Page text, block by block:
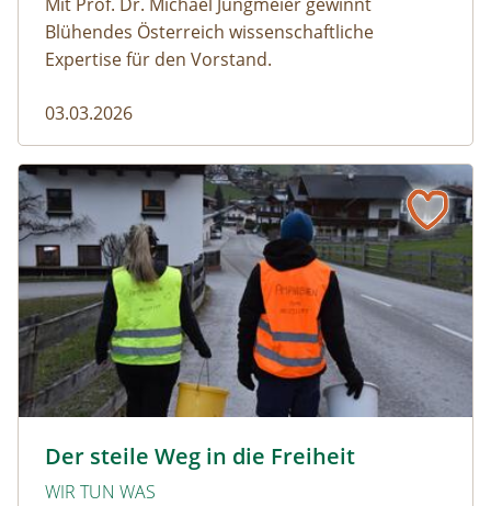
Blühendes Österreich wissenschaftliche
Expertise für den Vorstand.
03.03.2026
Der steile Weg in die Freiheit
WIR TUN WAS
Der steile Weg in die Freiheit